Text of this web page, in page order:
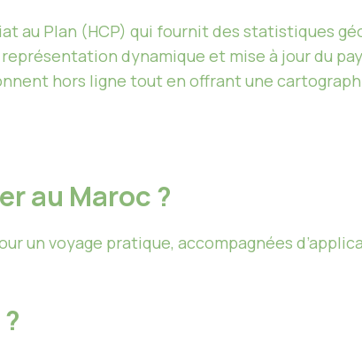
au Plan (HCP) qui fournit des statistiques
dynamique et mise à jour du
hors ligne tout en offrant une
au Maroc ?
un voyage pratique, accompagnées